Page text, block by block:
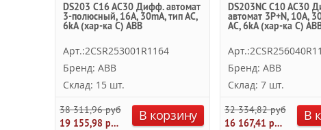
DS203 C16 AC30 Дифф. автомат
3-полюсный, 16A, 30mA, тип АC,
6kA (хар-ка C) ABB
Арт.:2CSR253001R1164
Бренд: ABB
Склад: 15 шт.
38 311,96 руб.
19 155,98 руб.
В корзину
DS203NC C10 AC30
автомат 3P+N, 10А,
AC, 6kA (хар-ка C)
Бренд: ABB
Склад: 7 шт.
32 334,82 руб.
16 167,41 руб.
В